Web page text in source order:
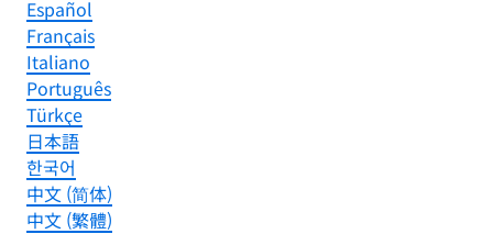
Español
Français
Italiano
Português
Türkçe
日本語
한국어
中文 (简体)
中文 (繁體)